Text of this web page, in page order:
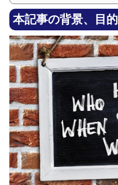
本記事の背景、目的